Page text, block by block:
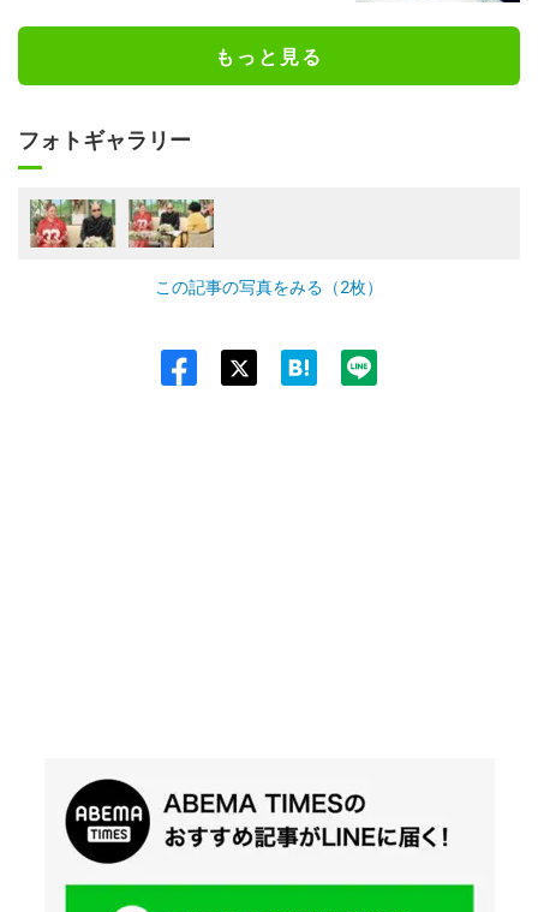
もっと見る
フォトギャラリー
この記事の写真をみる（2枚）